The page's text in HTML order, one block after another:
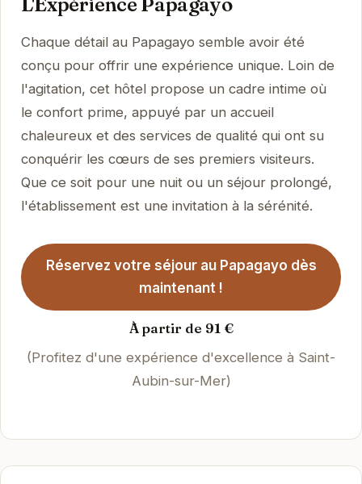
Chaque détail au Papagayo semble avoir été
conçu pour offrir une expérience unique. Loin de
l'agitation, cet hôtel propose un cadre intime où
le confort prime, appuyé par un accueil
chaleureux et des services de qualité qui ont su
conquérir les cœurs de ses premiers visiteurs.
Que ce soit pour une nuit ou un séjour prolongé,
l'établissement est une invitation à la sérénité.
Réservez votre séjour au Papagayo dès
maintenant !
À partir de 91 €
(Profitez d'une expérience d'excellence à Saint-
Aubin-sur-Mer)